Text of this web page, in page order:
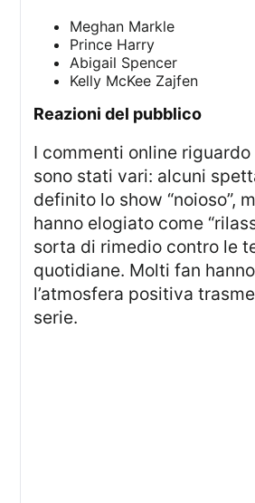
Meghan Markle
Prince Harry
Abigail Spencer
Kelly McKee Zajfen
reazioni del pubblico
I commenti online riguardo alla serie
sono stati vari: alcuni
definito lo show “noioso”,
hanno elogiato come
sorta di rimedio contro le
quotidiane. Molti fan
l’atmosfera positiva
serie.